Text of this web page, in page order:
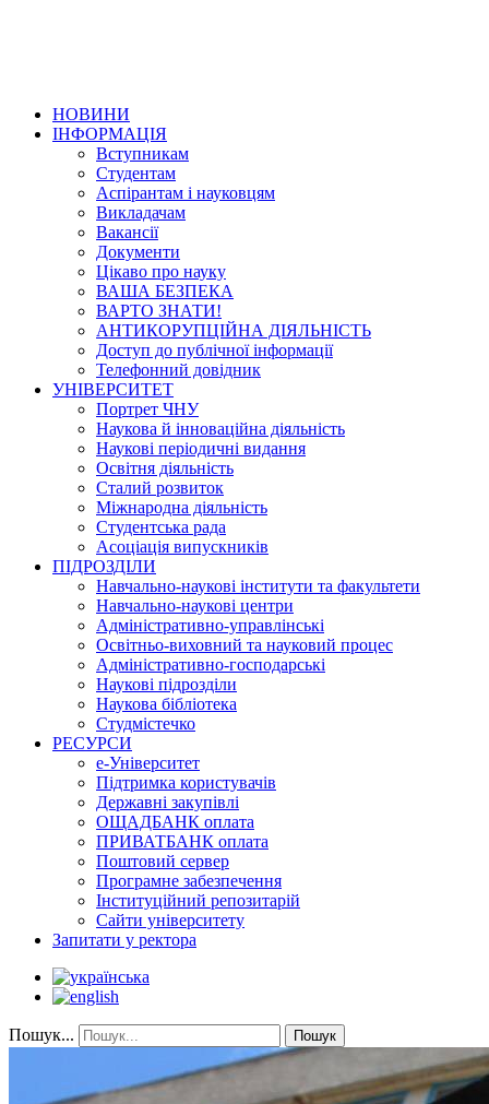
НОВИНИ
ІНФОРМАЦІЯ
Вступникам
Студентам
Аспірантам і науковцям
Викладачам
Вакансії
Документи
Цікаво про науку
ВАША БЕЗПЕКА
ВАРТО ЗНАТИ!
АНТИКОРУПЦІЙНА ДІЯЛЬНІСТЬ
Доступ до публічної інформації
Телефонний довідник
УНІВЕРСИТЕТ
Портрет ЧНУ
Наукова й інноваційна діяльність
Наукові періодичні видання
Освітня діяльність
Сталий розвиток
Міжнародна діяльність
Студентська рада
Асоціація випускників
ПІДРОЗДІЛИ
Навчально-наукові інститути та факультети
Навчально-наукові центри
Адміністративно-управлінські
Освітньо-виховний та науковий процес
Адміністративно-господарські
Наукові підрозділи
Наукова бібліотека
Студмістечко
РЕСУРСИ
е-Університет
Підтримка користувачів
Державні закупівлі
ОЩАДБАНК оплата
ПРИВАТБАНК оплата
Поштовий сервер
Програмне забезпечення
Інституційний репозитарій
Сайти університету
Запитати у ректора
Пошук... Пошук